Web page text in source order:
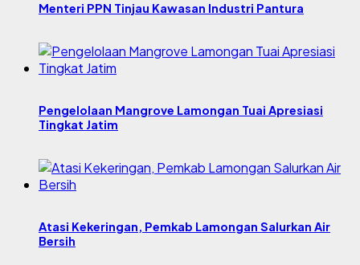
Menteri PPN Tinjau Kawasan Industri Pantura
Pengelolaan Mangrove Lamongan Tuai Apresiasi
Tingkat Jatim
Atasi Kekeringan, Pemkab Lamongan Salurkan Air
Bersih